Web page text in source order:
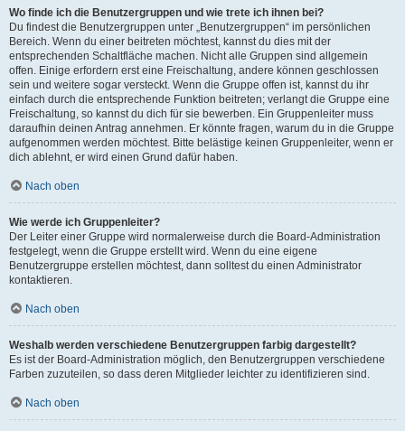
Wo finde ich die Benutzergruppen und wie trete ich ihnen bei?
Du findest die Benutzergruppen unter „Benutzergruppen“ im persönlichen
Bereich. Wenn du einer beitreten möchtest, kannst du dies mit der
entsprechenden Schaltfläche machen. Nicht alle Gruppen sind allgemein
offen. Einige erfordern erst eine Freischaltung, andere können geschlossen
sein und weitere sogar versteckt. Wenn die Gruppe offen ist, kannst du ihr
einfach durch die entsprechende Funktion beitreten; verlangt die Gruppe eine
Freischaltung, so kannst du dich für sie bewerben. Ein Gruppenleiter muss
daraufhin deinen Antrag annehmen. Er könnte fragen, warum du in die Gruppe
aufgenommen werden möchtest. Bitte belästige keinen Gruppenleiter, wenn er
dich ablehnt, er wird einen Grund dafür haben.
Nach oben
Wie werde ich Gruppenleiter?
Der Leiter einer Gruppe wird normalerweise durch die Board-Administration
festgelegt, wenn die Gruppe erstellt wird. Wenn du eine eigene
Benutzergruppe erstellen möchtest, dann solltest du einen Administrator
kontaktieren.
Nach oben
Weshalb werden verschiedene Benutzergruppen farbig dargestellt?
Es ist der Board-Administration möglich, den Benutzergruppen verschiedene
Farben zuzuteilen, so dass deren Mitglieder leichter zu identifizieren sind.
Nach oben